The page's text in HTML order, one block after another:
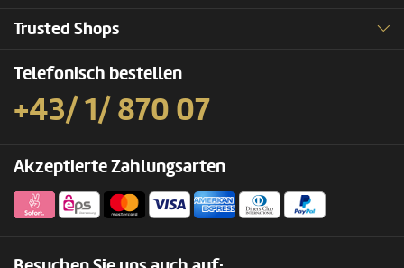
Trusted Shops
Telefonisch bestellen
+43/ 1/ 870 07
Akzeptierte Zahlungsarten